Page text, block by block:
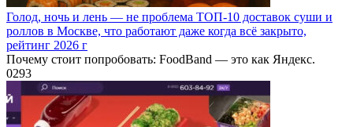
Голод, ночь и лень — не проблема ТОП-10 доставок суши и
роллов в Москве, что работают даже когда всё закрыто,
рейтинг 2026 г
Почему стоит попробовать: FoodBand — это как Яндекс.
0293